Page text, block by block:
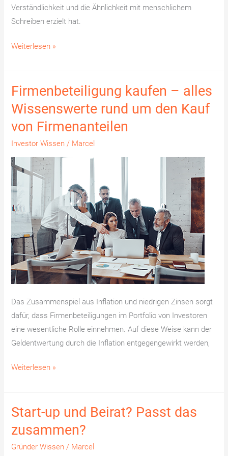
Verständlichkeit und die Ähnlichkeit mit menschlichem
Schreiben erzielt hat.
Weiterlesen »
Firmenbeteiligung kaufen – alles
Wissenswerte rund um den Kauf
von Firmenanteilen
Investor Wissen / Marcel
Das Zusammenspiel aus Inflation und niedrigen Zinsen sorgt
dafür, dass Firmenbeteiligungen im Portfolio von Investoren
eine wesentliche Rolle einnehmen. Auf diese Weise kann der
Geldentwertung durch die Inflation entgegengewirkt werden,
Firmenbeteiligung
kaufen
–
alles
Wissenswerte
rund
um
den
von
Firmenanteilen
Weiterlesen »
Start-up und Beirat? Passt das
zusammen?
Gründer Wissen / Marcel
Start-
und
Beirat?